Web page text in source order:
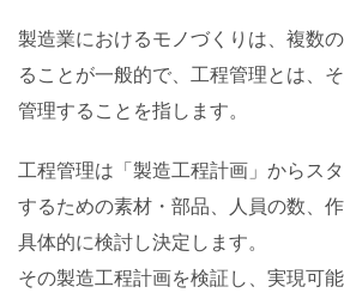
製造業におけるモノづくりは、複数
ることが一般的で、工程管理とは、
管理することを指します。
工程管理は「製造工程計画」からス
するための素材・部品、人員の数、
具体的に検討し決定します。
その製造工程計画を検証し、実現可